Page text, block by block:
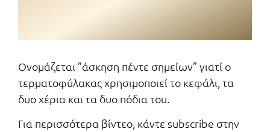
Ονομάζεται ”άσκηση πέντε σημείων” γιατί ο
τερματοφύλακας χρησιμοποιεί το κεφάλι, τα
δυο χέρια και τα δυο πόδια του.
Για περισσότερα βίντεο, κάντε subscribe στην